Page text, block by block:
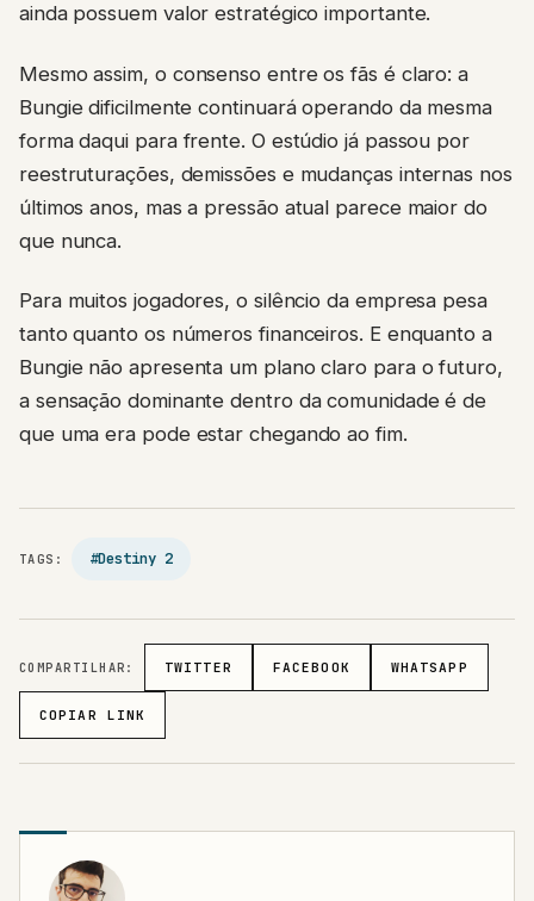
ainda possuem valor estratégico importante.
Mesmo assim, o consenso entre os fãs é claro: a
Bungie dificilmente continuará operando da mesma
forma daqui para frente. O estúdio já passou por
reestruturações, demissões e mudanças internas nos
últimos anos, mas a pressão atual parece maior do
que nunca.
Para muitos jogadores, o silêncio da empresa pesa
tanto quanto os números financeiros. E enquanto a
Bungie não apresenta um plano claro para o futuro,
a sensação dominante dentro da comunidade é de
que uma era pode estar chegando ao fim.
TAGS: #Destiny 2
COMPARTILHAR: TWITTER FACEBOOK WHATSAPP
COPIAR LINK